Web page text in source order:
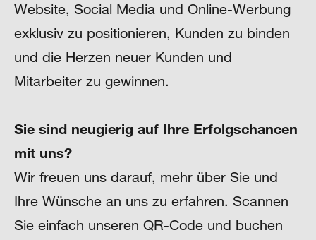
Website, Social Media und Online-Werbung
exklusiv zu positionieren, Kunden zu binden
und die Herzen neuer Kunden und
Mitarbeiter zu gewinnen.
Sie sind neugierig auf Ihre Erfolgschancen
mit uns?
Wir freuen uns darauf, mehr über Sie und
Ihre Wünsche an uns zu erfahren. Scannen
Sie einfach unseren QR-Code und buchen